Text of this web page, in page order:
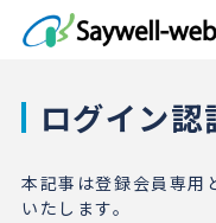
ログイン認
本記事は登録会員専用
いたします。